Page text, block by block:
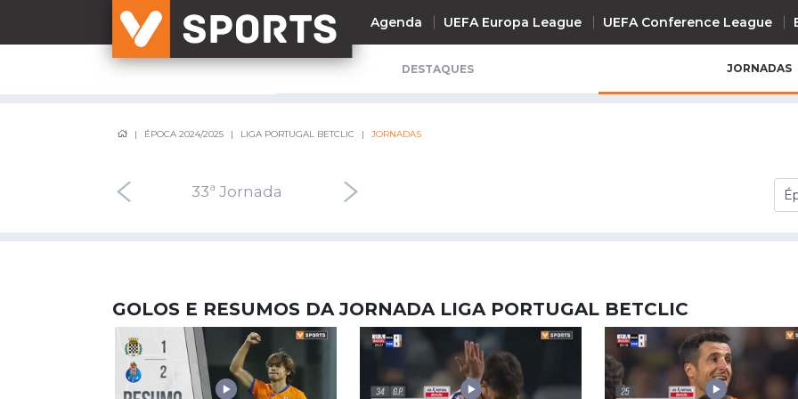
Agenda UEFA Europa League UEFA Conference League
Liga Meu Super
Allianz Cup
Sporting
Benfica
FC Porto
INTERNACIONAL
Serie A
Ligue 1
Süper Lig
DESTAQUES JORNADAS
ÉPOCA 2024/2025 LIGA PORTUGAL BETCLIC JORNADAS
32ª Jornada 33ª Jornada 34ª Jornada
GOLOS E RESUMOS DA JORNADA LIGA PORTUGAL BETCLIC